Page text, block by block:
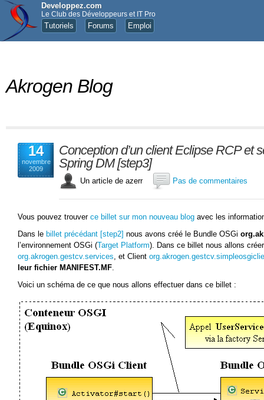
Developpez.com
Le Club des Développeurs et IT Pro
Tutoriels Forums Emploi
Akrogen Blog
14
novembre
2009
Conception d’un client Eclipse RCP et
Spring DM [step3]
Un article de azerr Pas de commentaires
Vous pouvez trouver ce billet sur mon nouveau blog avec les
Dans le billet précédant [step2] nous avons créé le Bundle OSGi
l’environnement OSGi (Target Platform). Dans ce billet nous allons
org.akrogen.gestcv.services, et Client
leur fichier MANIFEST.MF.
Voici un schéma de ce que nous allons effectuer dans ce billet :